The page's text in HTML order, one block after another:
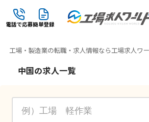
電話で応募簡単登録
工場・製造業の転職・求人情報なら工場求人ワ
中国の求人一覧